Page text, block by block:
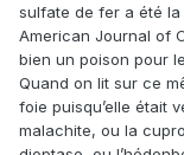
sulfate de fer a été la
American Journal of
bien un poison pour
Quand on lit sur ce
foie puisqu’elle était
malachite, ou la